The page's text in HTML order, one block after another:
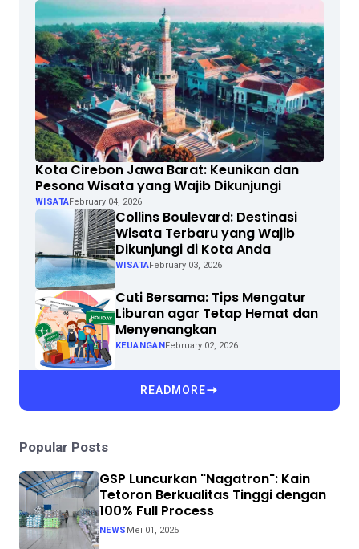
Kota Cirebon Jawa Barat: Keunikan dan
Pesona Wisata yang Wajib Dikunjungi
WISATAFebruary 04, 2026
Collins Boulevard: Destinasi
Wisata Terbaru yang Wajib
Dikunjungi di Kota Anda
WISATAFebruary 03, 2026
Cuti Bersama: Tips Mengatur
Liburan agar Tetap Hemat dan
Menyenangkan
KEUANGAN February 02, 2026
READMORE
Popular Posts
GSP Luncurkan "Nagatron": Kain
Tetoron Berkualitas Tinggi dengan
100% Full Process
NEWS Mei 01, 2025